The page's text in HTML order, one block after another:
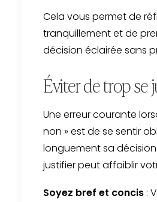
Cela vous permet de
tranquillement et de
décision éclairée sans
Éviter de trop se
Une erreur courante
non » est de se sentir
longuement sa
justifier peut affaiblir
Soyez bref et concis :